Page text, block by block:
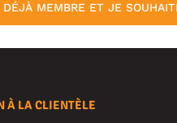
MEMBRE ET JE
À LA CLIENTÈLE